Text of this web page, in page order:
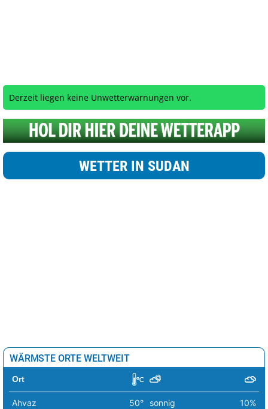
Derzeit liegen keine Unwetterwarnungen vor.
WETTER IN SUDAN
WÄRMSTE ORTE WELTWEIT
Ort
Ahvaz 50° sonnig 10%